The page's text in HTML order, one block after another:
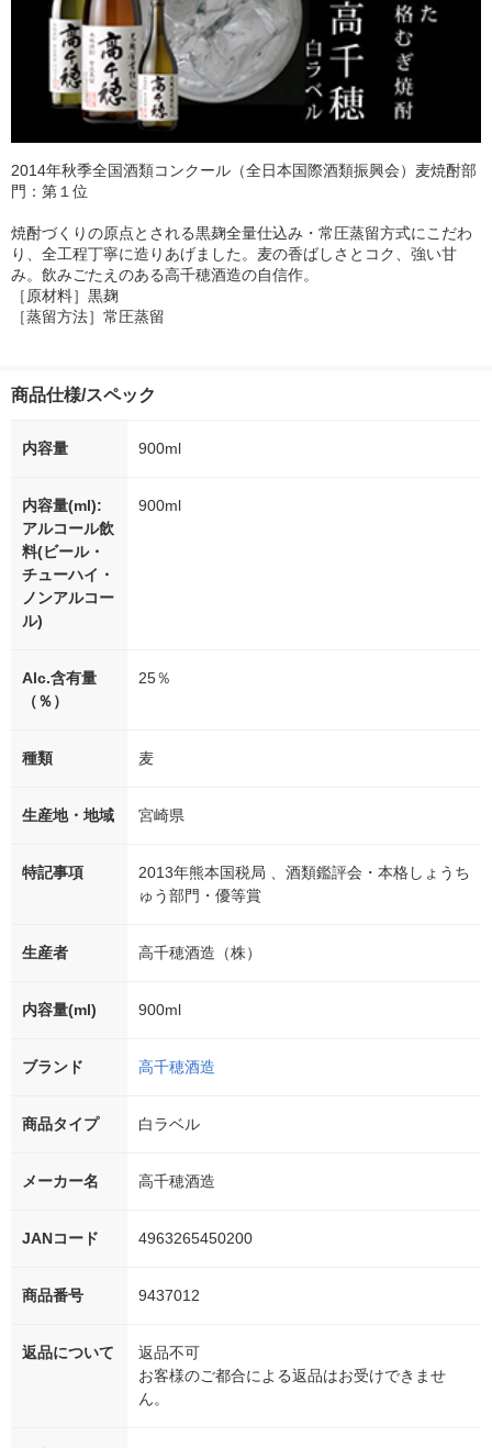
2014年秋季全国酒類コンクール（全日本国際酒類振興会）麦焼酎部
門：第１位
焼酎づくりの原点とされる黒麹全量仕込み・常圧蒸留方式にこだわ
り、全工程丁寧に造りあげました。麦の香ばしさとコク、強い甘
み。飲みごたえのある高千穂酒造の自信作。
［原材料］黒麹
［蒸留方法］常圧蒸留
商品仕様/スペック
内容量 900ml
内容量(ml):
アルコール飲
料(ビール・
チューハイ・
ノンアルコー
ル)
900ml
Alc.含有量
（％）
25％
種類 麦
生産地・地域 宮崎県
特記事項
2013年熊本国税局 、酒類鑑評会・本格しょうち
ゅう部門・優等賞
生産者 高千穂酒造（株）
内容量(ml) 900ml
ブランド 高千穂酒造
商品タイプ 白ラベル
メーカー名 高千穂酒造
JANコード 4963265450200
商品番号 9437012
返品について
返品不可
お客様のご都合による返品はお受けできませ
ん。